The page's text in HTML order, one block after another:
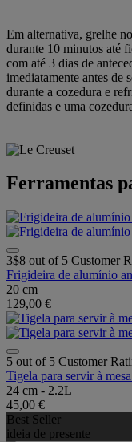
Em alternativa, grelhe
durante 10 minutos até
com até 3 dias de
imediatamente antes de
durante a cozedura e
definidas e uma
Ferramentas
3$8 out of 5 Customer
Frigideira de alumínio
20 cm
129,00 €
5 out of 5 Customer
Tigela para servir à
24 cm - 2.2L
45,00 €
Best Seller
ideia de presente